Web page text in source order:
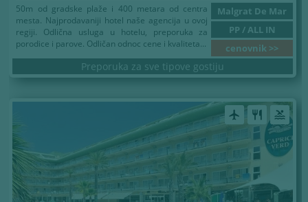
Malgrat De Mar
PP / ALL IN
cenovnik >>
50m od gradske plaže i 400 metara od centra
mesta. Najprodavaniji hotel naše agencija u ovoj
regiji. Odlična usluga u hotelu, preporuka za
porodice i parove. Odličan odnoc cene i kvaliteta...
Preporuka za sve tipove gostiju
airplanemode_active restaurant pool